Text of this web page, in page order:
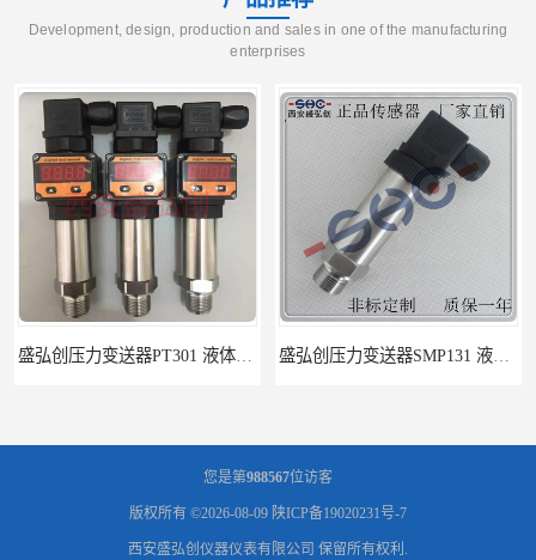
Development, design, production and sales in one of the manufacturing
enterprises
盛弘创压力变送器SMP131 液体压力传感器负压计 盛弘创压力变送器40.1010 液体压力传感器负压计
您是第988567位访客
版权所有 ©2026-08-09 陕ICP备19020231号-7
西安盛弘创仪器仪表有限公司 保留所有权利.